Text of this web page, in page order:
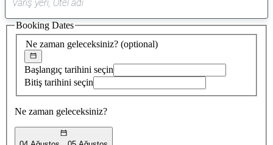
öneri
bulundu
Ne zaman geleceksiniz? (optional)
Başlangıç tarihini seçin
Bitiş tarihini seçin
Ne zaman geleceksiniz?
Booking Dates